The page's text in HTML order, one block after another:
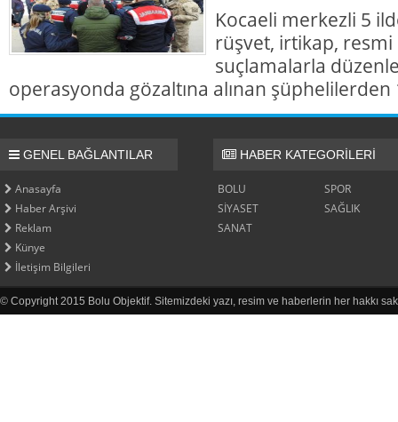
Kocaeli merkezli 5
rüşvet, irtikap,
suçlamalarla
operasyonda gözaltına alınan
GENEL BAĞLANTILAR
Anasayfa
Haber Arşivi
Reklam
Künye
İletişim Bilgileri
HABER KATEGORİLERİ
BOLU
SPOR
SİYASET
SAĞLIK
SANAT
© Copyright 2015 Bolu Objektif. Sitemizdeki yazı, resim ve haberlerin her hakkı